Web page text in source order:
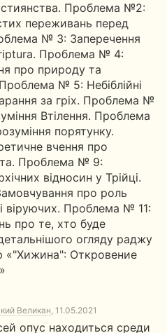
Проблема №2:
переживань перед
№ 3: Заперечення
Проблема № 4:
про природу та
№ 5: Небіблійні
за гріх. Проблема №
Втілення. Проблема
порятунку.
вчення про
Проблема № 9:
відносин у Трійці.
про роль
віруючих. Проблема № 11:
про те, хто буде
огляду раджу
«"Хижина": Откровение
Великан, 11.05.2021
опус находиться среди